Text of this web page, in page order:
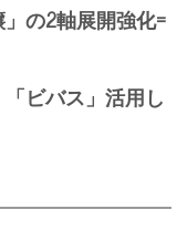
の2軸展開強化=
ビバス」活用し